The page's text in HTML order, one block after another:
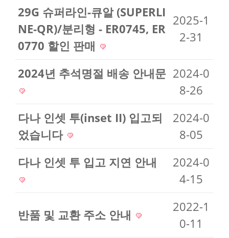
29G 슈퍼라인-큐알 (SUPERLI
NE-QR)/분리형 - ER0745, ER
0770 할인 판매
2025-1
2-31
2024년 추석명절 배송 안내문 2024-0
8-26
다나 인셋 투(inset II) 입고되
었습니다
2024-0
8-05
다나 인셋 투 입고 지연 안내
2024-0
4-15
반품 및 교환 주소 안내
2022-1
0-11